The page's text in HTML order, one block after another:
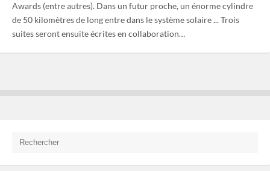
Awards (entre autres). Dans un futur proche, un énorme cylindre
de 50 kilomètres de long entre dans le système solaire ... Trois
suites seront ensuite écrites en collaboration…